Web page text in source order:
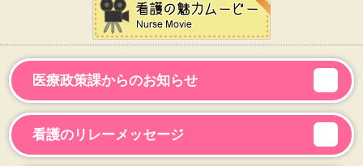
医療政策課からのお知らせ
看護のリレーメッセージ